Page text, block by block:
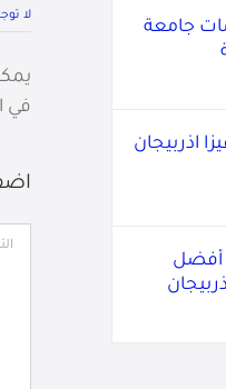
لا
في
جامعة
اذربيجان
أفضل